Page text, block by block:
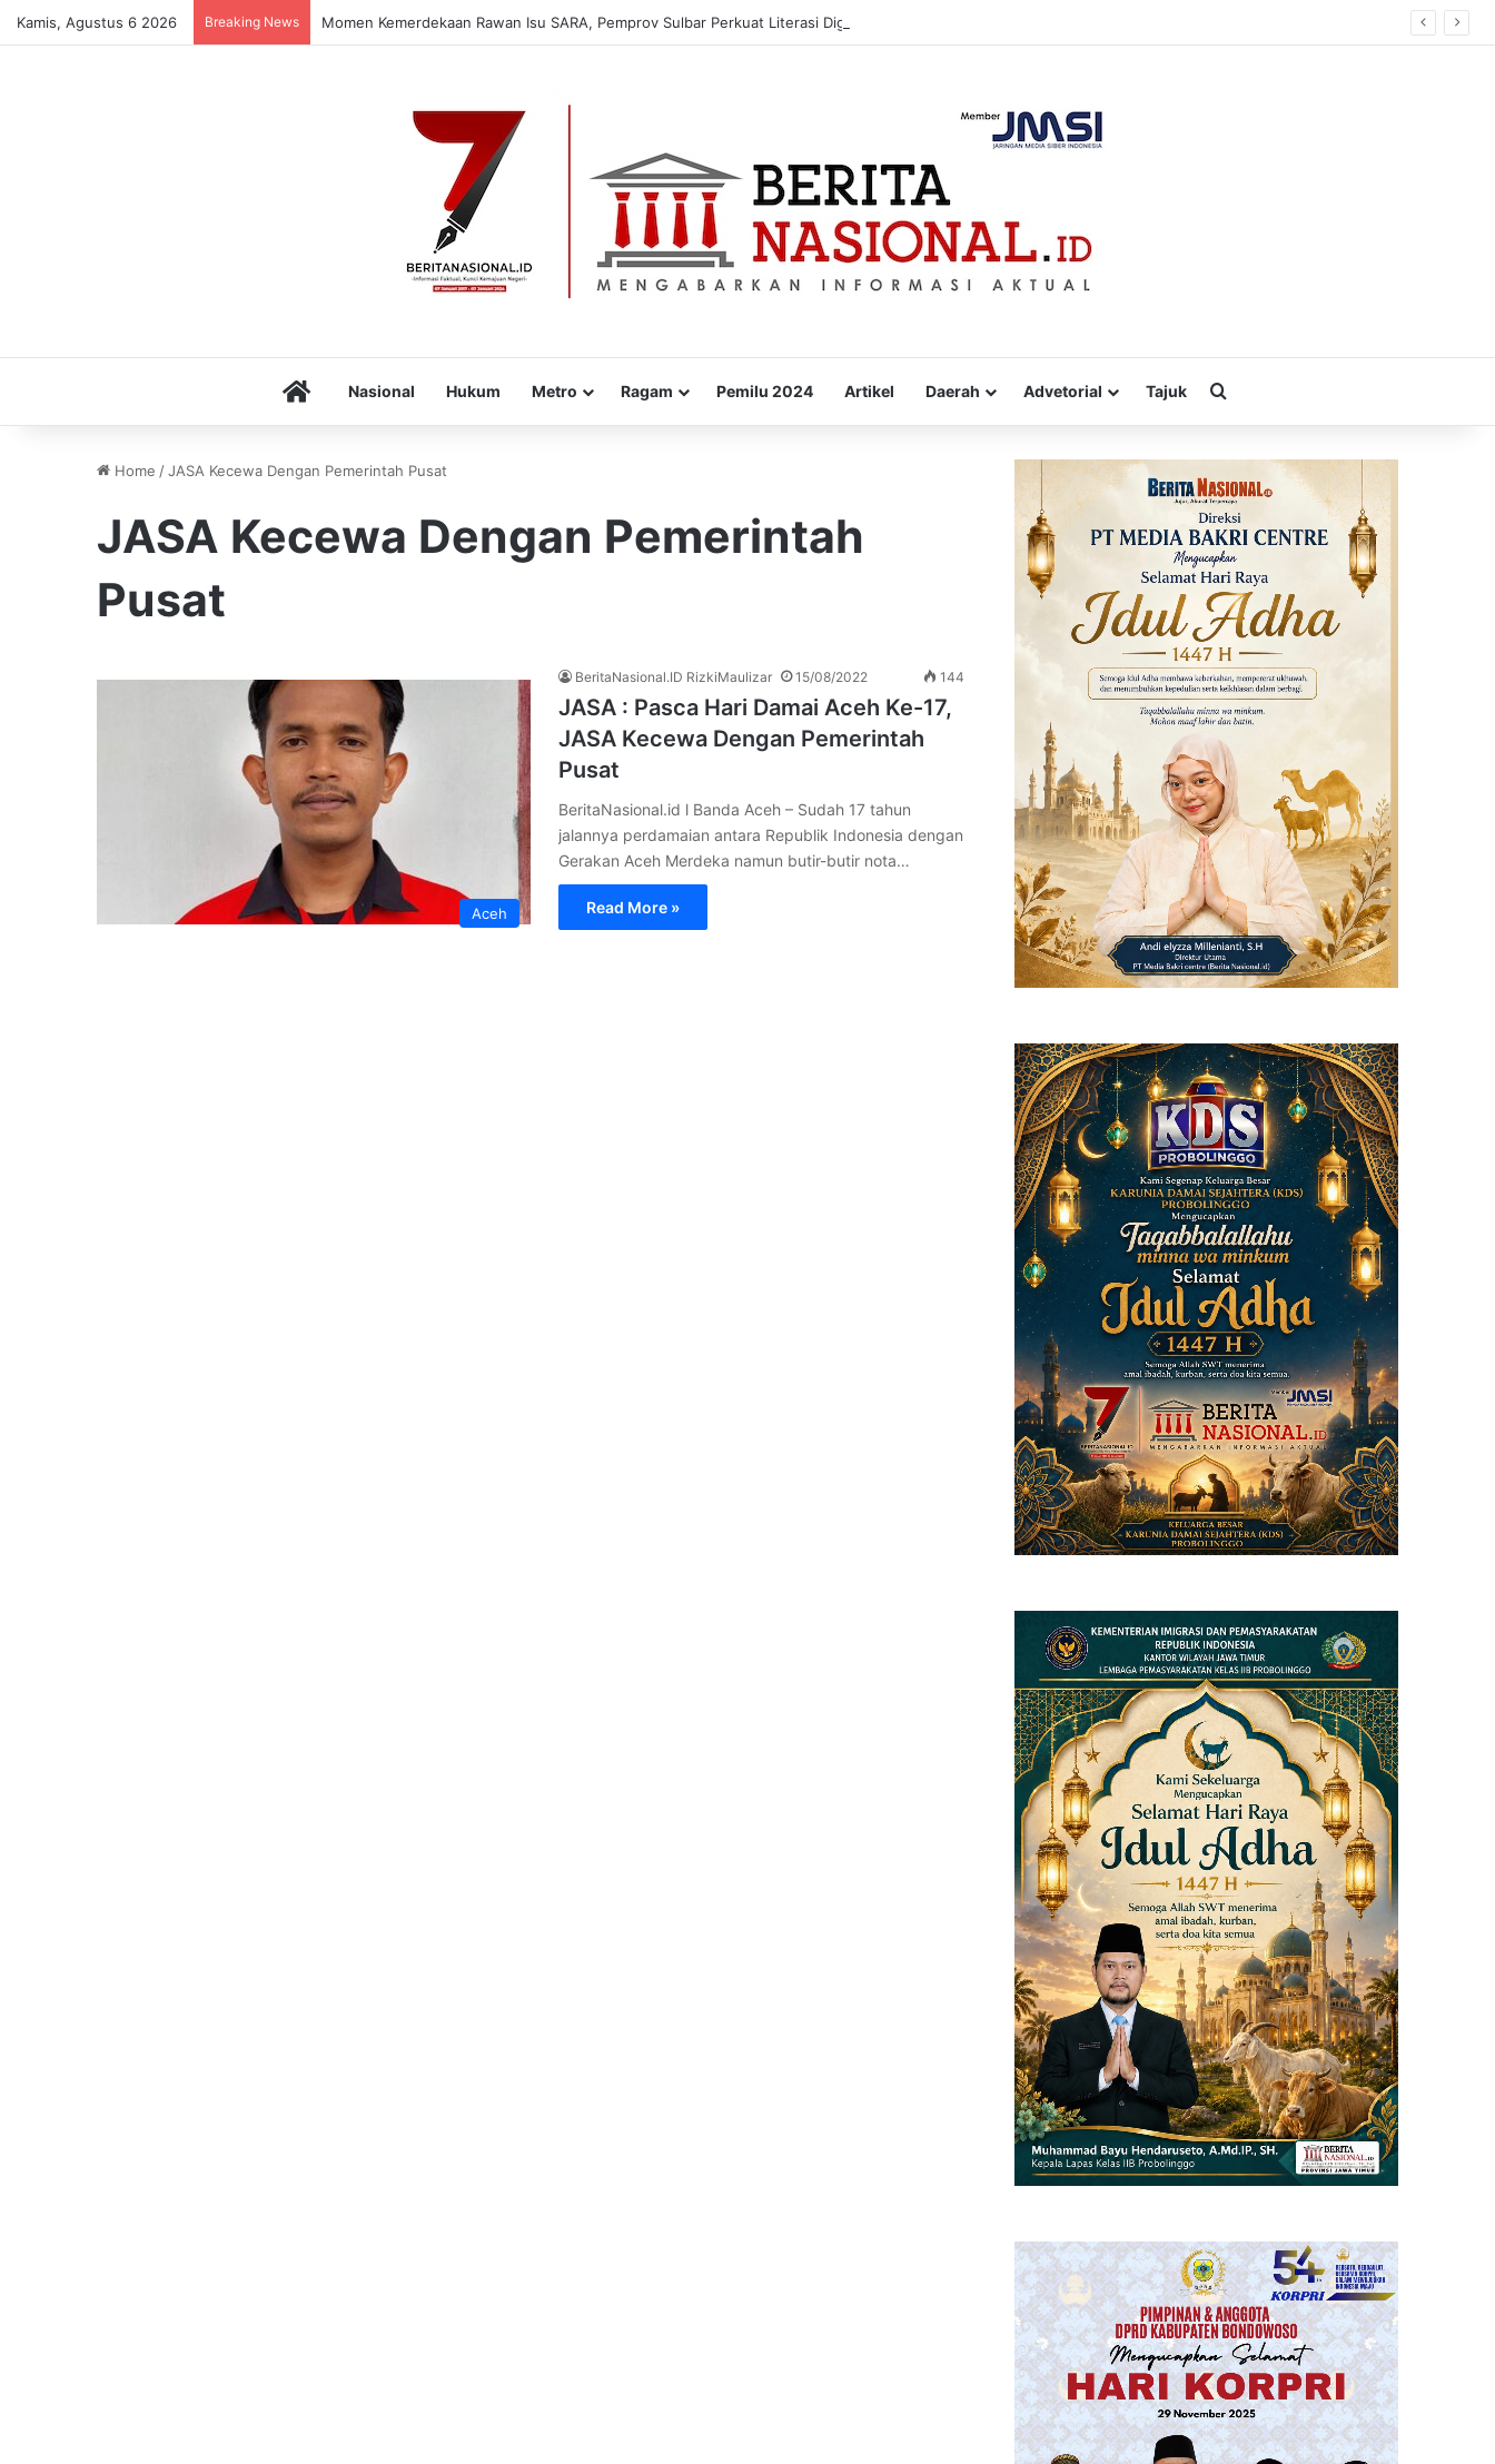
Kamis, Agustus 6 2026 Breaking News Momen Kemerdekaan Rawan Isu SARA, Pemprov Sulbar Perkuat Literasi Digital Warga
HomeNasional Hukum Metro Ragam Pemilu 2024 Artikel Daerah Advetorial Tajuk
Home /JASA Kecewa Dengan Pemerintah Pusat
JASA Kecewa Dengan Pemerintah
Pusat
Aceh
BeritaNasional.ID RizkiMaulizar 15/08/2022 144
JASA : Pasca Hari Damai Aceh Ke-17,
JASA Kecewa Dengan Pemerintah
Pusat
BeritaNasional.id l Banda Aceh – Sudah 17 tahun
jalannya perdamaian antara Republik Indonesia dengan
Gerakan Aceh Merdeka namun butir-butir nota…
Read More »